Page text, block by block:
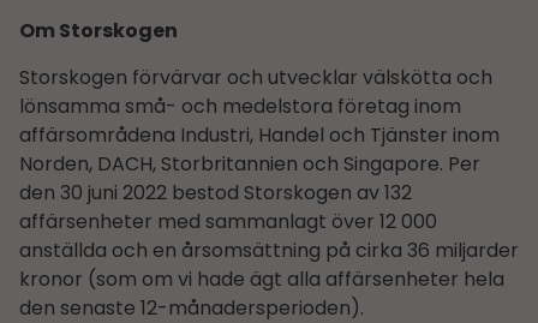
Om Storskogen
Storskogen förvärvar och utvecklar välskötta och
lönsamma små- och medelstora företag inom
affärsområdena Industri, Handel och Tjänster inom
Norden, DACH, Storbritannien och Singapore. Per
den 30 juni 2022 bestod Storskogen av 132
affärsenheter med sammanlagt över 12 000
anställda och en årsomsättning på cirka 36 miljarder
kronor (som om vi hade ägt alla affärsenheter hela
den senaste 12-månadersperioden).